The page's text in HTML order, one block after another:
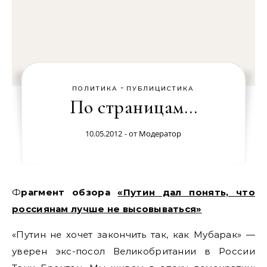
ПОЛИТИКА - ПУБЛИЦИСТИКА
По страницам…
10.05.2012 - от Модератор
Фрагмент обзора«Путин дал понять, что
россиянам лучше не высовываться»
«Путин не хочет закончить так, как Мубарак» —
уверен экс-посол Великобритании в России